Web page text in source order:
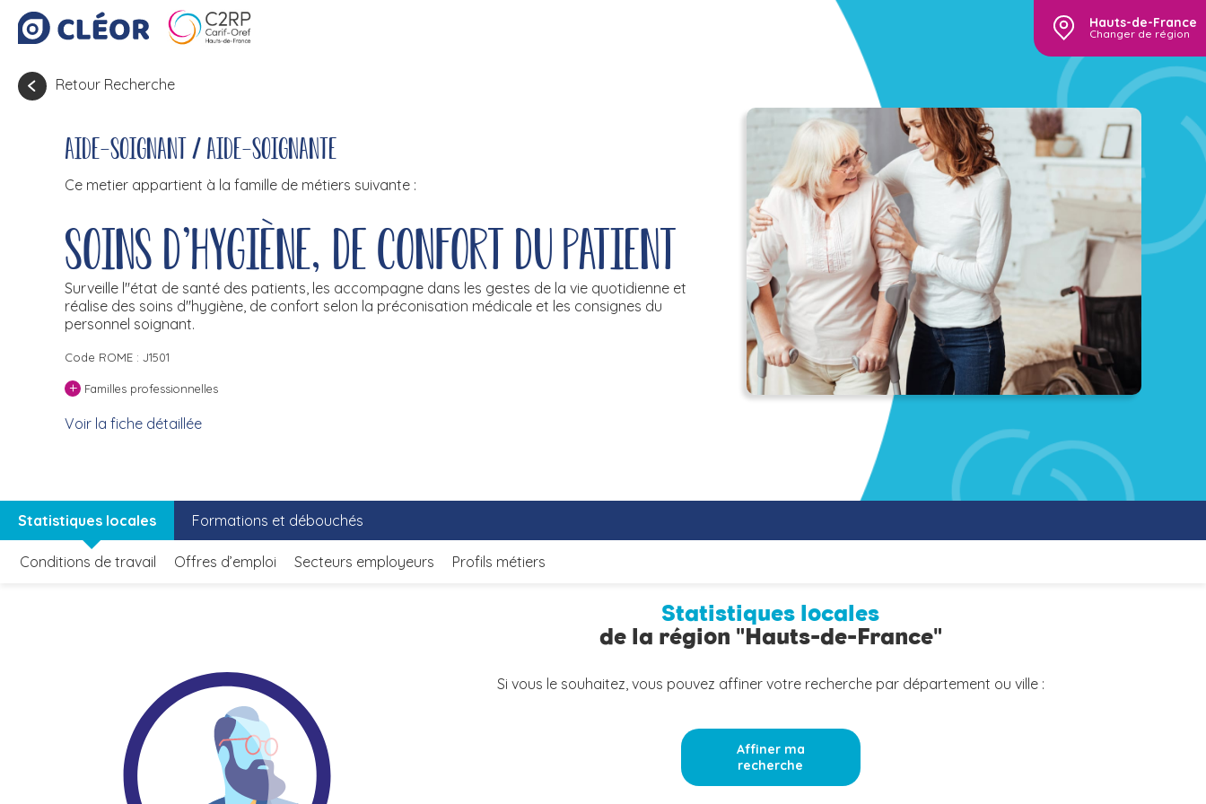
Hauts-de-France
Changer de région
Retour Recherche
Aide-soignant / Aide-soignante
Ce metier appartient à la famille de métiers suivante :
Soins d'hygiène, de confort du patient
Surveille l''état de santé des patients, les accompagne dans les gestes de la vie quotidienne et
réalise des soins d''hygiène, de confort selon la préconisation médicale et les consignes du
personnel soignant.
Code ROME : J1501
+ Familles professionnelles
Voir la fiche détaillée
Statistiques locales Formations et débouchés
Conditions de travail Offres d’emploi Secteurs employeurs Profils métiers
Statistiques locales
de la région "Hauts-de-France"
Si vous le souhaitez, vous pouvez affiner votre recherche par département ou ville :
Affiner ma
recherche